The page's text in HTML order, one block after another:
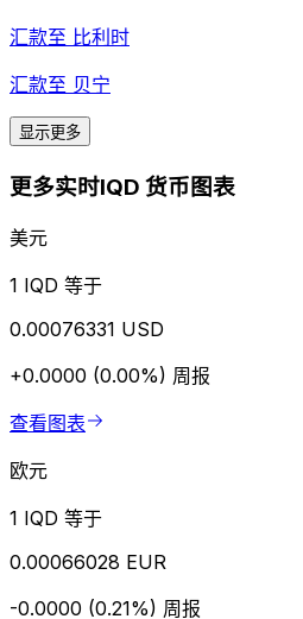
汇款至 比利时
汇款至 贝宁
显示更多
更多实时IQD 货币图表
美元
1 IQD 等于
0.00076331 USD
+0.0000 (0.00%) 周报
查看图表
欧元
1 IQD 等于
0.00066028 EUR
-0.0000 (0.21%) 周报